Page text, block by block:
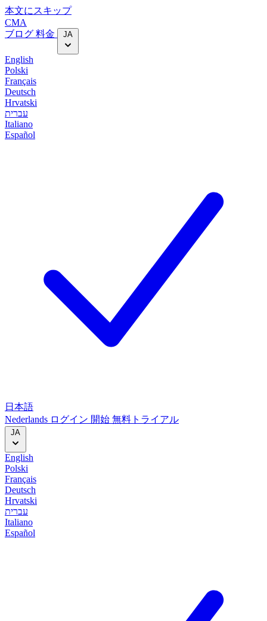
本文にスキップ
CMA
ブログ 料金 JA
English
Polski
Français
Deutsch
Hrvatski
עברית
Italiano
Español
日本語
Nederlands ログイン 開始 無料トライアル
JA
English
Polski
Français
Deutsch
Hrvatski
עברית
Italiano
Español